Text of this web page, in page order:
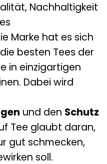
Nachhaltigkeit
Marke hat es sich
besten Tees der
in einzigartigen
Dabei wird
und den Schutz
Tee glaubt daran,
gut schmecken,
soll.